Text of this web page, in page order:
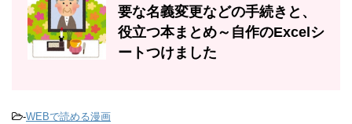
要な名義変更などの手続きと、
役立つ本まとめ～自作のExcelシ
ートつけました
-WEBで読める漫画